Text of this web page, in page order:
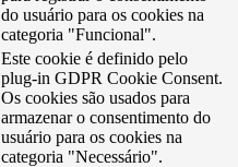
do usuário para os cookies na
categoria "Funcional".
Este cookie é definido pelo
plug-in GDPR Cookie Consent.
Os cookies são usados ​​para
armazenar o consentimento do
usuário para os cookies na
categoria "Necessário".